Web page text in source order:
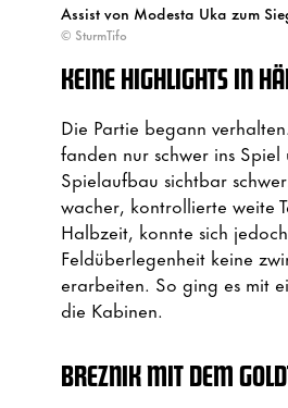
Assist von Modesta Uka zum
© SturmTifo
KEINE HIGHLIGHTS IN
Die Partie begann
fanden nur schwer ins
Spielaufbau sichtbar
wacher, kontrollierte weite
Halbzeit, konnte sich
Feldüberlegenheit keine
erarbeiten. So ging es mit
die Kabinen.
BREZNIK MIT DEM